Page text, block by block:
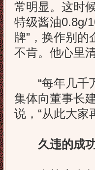
常明显。这时
特级酱油0.8g/
牌”，换作别
不肯。他心里
“每年几千万
集体向董事长
说，“从此大家
久违的成